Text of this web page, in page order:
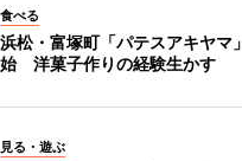
食べる
浜松・富塚町「パテスアキヤマ
始 洋菓子作りの経験生かす
見る・遊ぶ